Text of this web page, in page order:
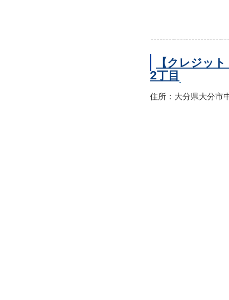
【クレジッ
2丁目
住所：大分県大分市